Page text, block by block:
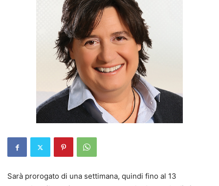
Sarà prorogato di una settimana, quindi fino al 13